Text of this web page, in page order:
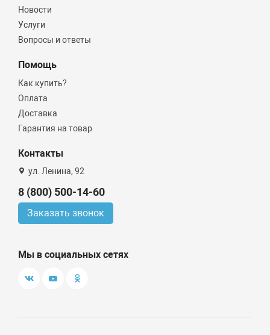
Новости
Услуги
Вопросы и ответы
Помощь
Как купить?
Оплата
Доставка
Гарантия на товар
Контакты
ул. Ленина, 92
8 (800) 500-14-60
Заказать звонок
Мы в социальных сетях